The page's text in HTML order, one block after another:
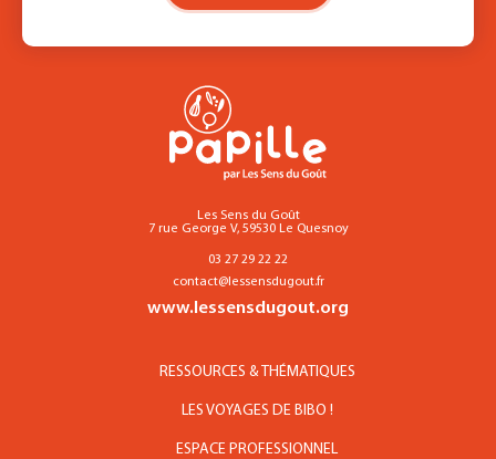
Les Sens du Goût
7 rue George V, 59530 Le Quesnoy
03 27 29 22 22
contact@lessensdugout.fr
www.lessensdugout.org
RESSOURCES & THÉMATIQUES
LES VOYAGES DE BIBO !
ESPACE PROFESSIONNEL